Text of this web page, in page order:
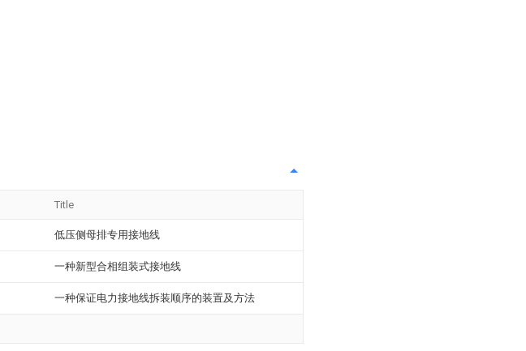
Title
低压侧母排专用接地线
一种新型合相组装式接地线
一种保证电力接地线拆装顺序的装置及方法